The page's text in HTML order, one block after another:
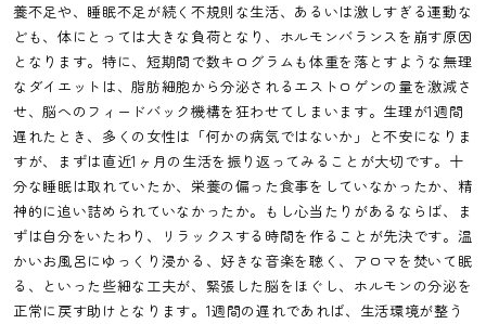
養不足や、睡眠不足が続く不規則な生活、あるいは激しすぎる運動な
ども、体にとっては大きな負荷となり、ホルモンバランスを崩す原因
となります。特に、短期間で数キログラムも体重を落とすような無理
なダイエットは、脂肪細胞から分泌されるエストロゲンの量を激減さ
せ、脳へのフィードバック機構を狂わせてしまいます。生理が1週間
遅れたとき、多くの女性は「何かの病気ではないか」と不安になりま
すが、まずは直近1ヶ月の生活を振り返ってみることが大切です。十
分な睡眠は取れていたか、栄養の偏った食事をしていなかったか、精
神的に追い詰められていなかったか。もし心当たりがあるならば、ま
ずは自分をいたわり、リラックスする時間を作ることが先決です。温
かいお風呂にゆっくり浸かる、好きな音楽を聴く、アロマを焚いて眠
る、といった些細な工夫が、緊張した脳をほぐし、ホルモンの分泌を
正常に戻す助けとなります。1週間の遅れであれば、生活環境が整う